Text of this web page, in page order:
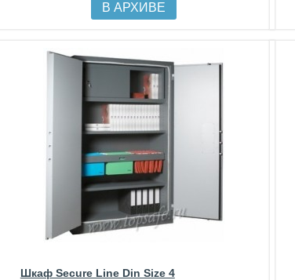
В АРХИВЕ
Шкаф Secure Line Din Size 4